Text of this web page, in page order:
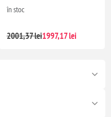
în stoc
2001,37 lei1997,17 lei